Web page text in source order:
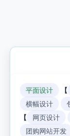
平面设计 【
横幅设计
【
网页设计
团购网站开发